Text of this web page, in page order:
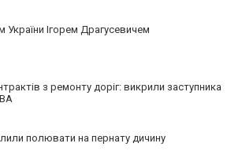
України Ігорем Драгусевичем
з ремонту доріг: викрили заступника
полювати на пернату дичину